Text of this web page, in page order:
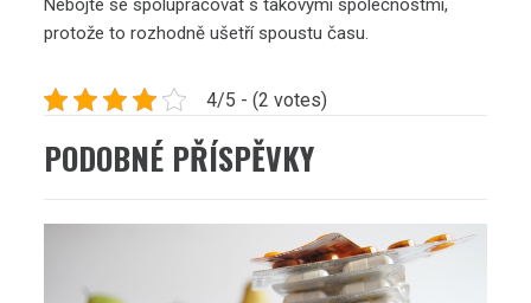
Nebojte se spolupracovat s takovými společnostmi,
protože to rozhodně ušetří spoustu času.
4/5 - (2 votes)
PODOBNÉ PŘÍSPĚVKY